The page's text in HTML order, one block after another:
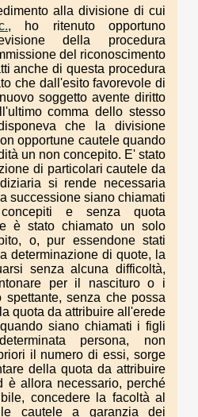
alla divisione di cui
, ho ritenuto opportuno
della procedura
del riconoscimento
anche di questa procedura
che dall'esito favorevole di
soggetto avente diritto
comma dello stesso
che la divisione
opportune cautele quando
un non concepito. E' stato
di particolari cautele da
si rende necessaria
successione siano chiamati
e senza quota
è stato chiamato un solo
o, pur essendone stati
determinazione di quote, la
senza alcuna difficoltà,
per il nascituro o i
senza che possa
quota da attribuire all'erede
siano chiamati i figli
persona, non
il numero di essi, sorge
della quota da attribuire
è allora necessario, perché
concedere la facoltà al
cautele a garanzia dei